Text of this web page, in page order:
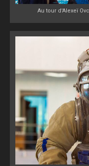
Au tour d'Alexeï